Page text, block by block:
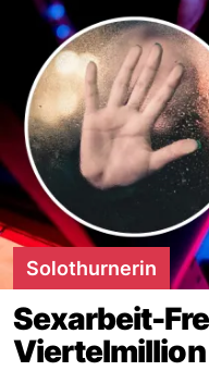
Solothurnerin
Sexarbeit-
Viertelmillion